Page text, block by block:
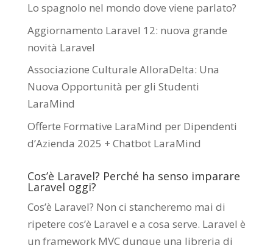
Lo spagnolo nel mondo dove viene parlato?
Aggiornamento Laravel 12: nuova grande
novità Laravel
Associazione Culturale AlloraDelta: Una
Nuova Opportunità per gli Studenti
LaraMind
Offerte Formative LaraMind per Dipendenti
d’Azienda 2025 + Chatbot LaraMind
Cos’è Laravel? Perché ha senso imparare
Laravel oggi?
Cos’è Laravel? Non ci stancheremo mai di
ripetere cos’è Laravel e a cosa serve. Laravel è
un framework MVC dunque una libreria di